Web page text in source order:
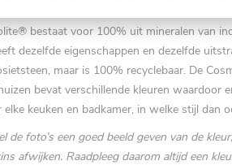
bestaat voor 100% uit mineralen van
dezelfde eigenschappen en dezelfde
maar is 100% recyclebaar. De
bevat verschillende kleuren waardoor
elke keuken en badkamer, in welke stijl dan
de foto’s een goed beeld geven van de
afwijken. Raadpleeg daarom altijd een